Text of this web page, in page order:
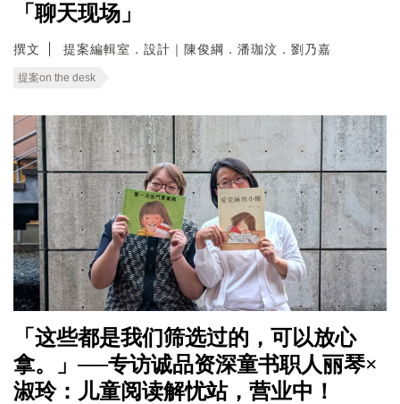
「聊天现场」
撰文 提案編輯室．設計｜陳俊綱．潘珈汶．劉乃嘉
提案on the desk
「这些都是我们筛选过的，可以放心
拿。」──专访诚品资深童书职人丽琴×
淑玲：儿童阅读解忧站，营业中！